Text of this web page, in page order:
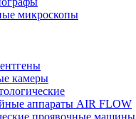
микроскопы
камеры
аппараты AIR FLOW
проявочные машины